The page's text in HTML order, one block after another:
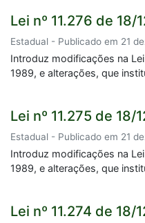
Lei nº 11.276 de 18/
Estadual - Publicado em 21
Introduz modificações na
1989, e alterações, que
Lei nº 11.275 de 18/
Estadual - Publicado em 21
Introduz modificações na
1989, e alterações, que
Lei nº 11.274 de 18/